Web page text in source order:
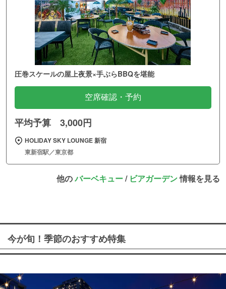
圧巻スケールの屋上夜景×手ぶらBBQを堪能
空席確認・予約
平均予算 3,000円
HOLIDAY SKY LOUNGE 新宿
東新宿駅／東京都
他のバーベキュー/ ビアガーデン情報を見る
今が旬！季節のおすすめ特集